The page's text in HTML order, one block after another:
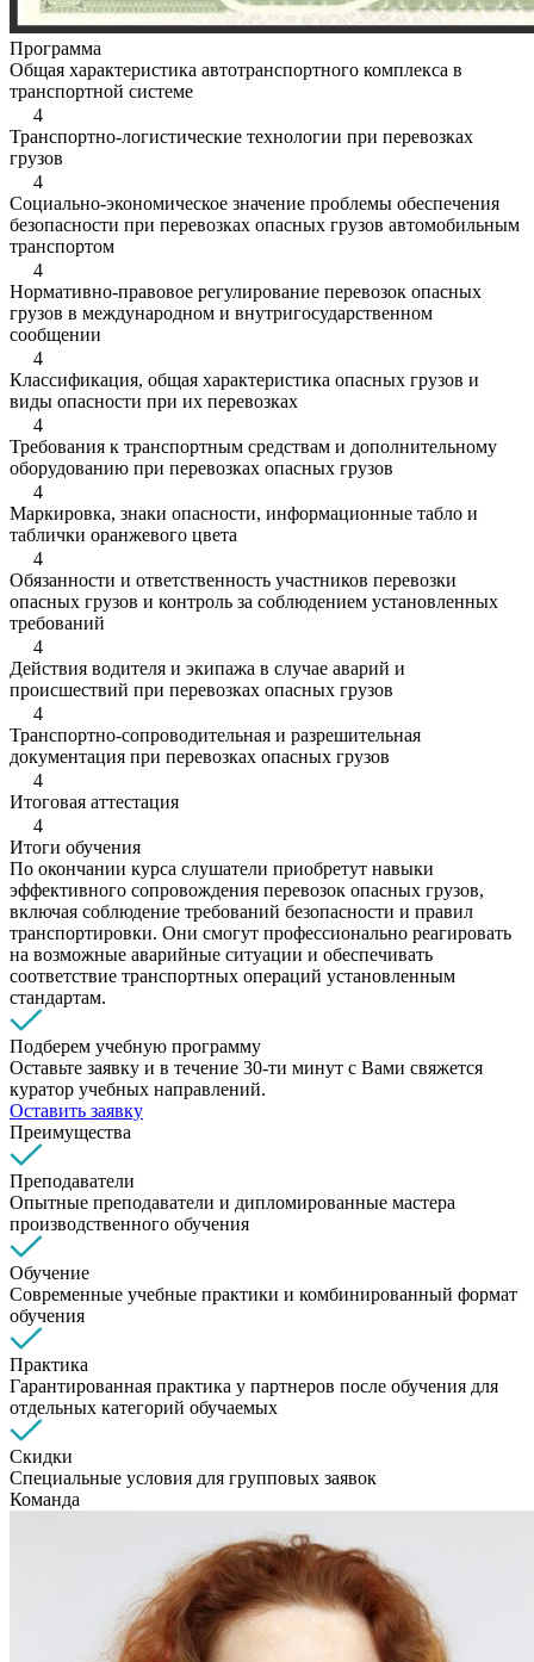
Программа
Общая характеристика автотранспортного комплекса в
транспортной системе
4
Транспортно-логистические технологии при перевозках
грузов
4
Социально-экономическое значение проблемы обеспечения
безопасности при перевозках опасных грузов автомобильным
транспортом
4
Нормативно-правовое регулирование перевозок опасных
грузов в международном и внутригосударственном
сообщении
4
Классификация, общая характеристика опасных грузов и
виды опасности при их перевозках
4
Требования к транспортным средствам и дополнительному
оборудованию при перевозках опасных грузов
4
Маркировка, знаки опасности, информационные табло и
таблички оранжевого цвета
4
Обязанности и ответственность участников перевозки
опасных грузов и контроль за соблюдением установленных
требований
4
Действия водителя и экипажа в случае аварий и
происшествий при перевозках опасных грузов
4
Транспортно-сопроводительная и разрешительная
документация при перевозках опасных грузов
4
Итоговая аттестация
4
Итоги обучения
По окончании курса слушатели приобретут навыки
эффективного сопровождения перевозок опасных грузов,
включая соблюдение требований безопасности и правил
транспортировки. Они смогут профессионально реагировать
на возможные аварийные ситуации и обеспечивать
соответствие транспортных операций установленным
стандартам.
Подберем учебную программу
Оставьте заявку и в течение 30-ти минут с Вами свяжется
куратор учебных направлений.
Оставить заявку
Преимущества
Преподаватели
Опытные преподаватели и дипломированные мастера
производственного обучения
Обучение
Современные учебные практики и комбинированный формат
обучения
Практика
Гарантированная практика у партнеров после обучения для
отдельных категорий обучаемых
Скидки
Специальные условия для групповых заявок
Команда